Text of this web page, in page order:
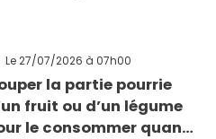
Le 27/07/2026 à 07h00
la partie pourrie
fruit ou d’un légume
le consommer quand